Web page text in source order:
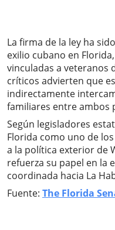
La firma de la ley ha
exilio cubano en
vinculadas a veteranos
críticos advierten que
indirectamente
familiares entre ambos
Según legisladores
Florida como uno de
a la política exterior de
refuerza su papel en la
coordinada hacia La
Fuente: The Florida